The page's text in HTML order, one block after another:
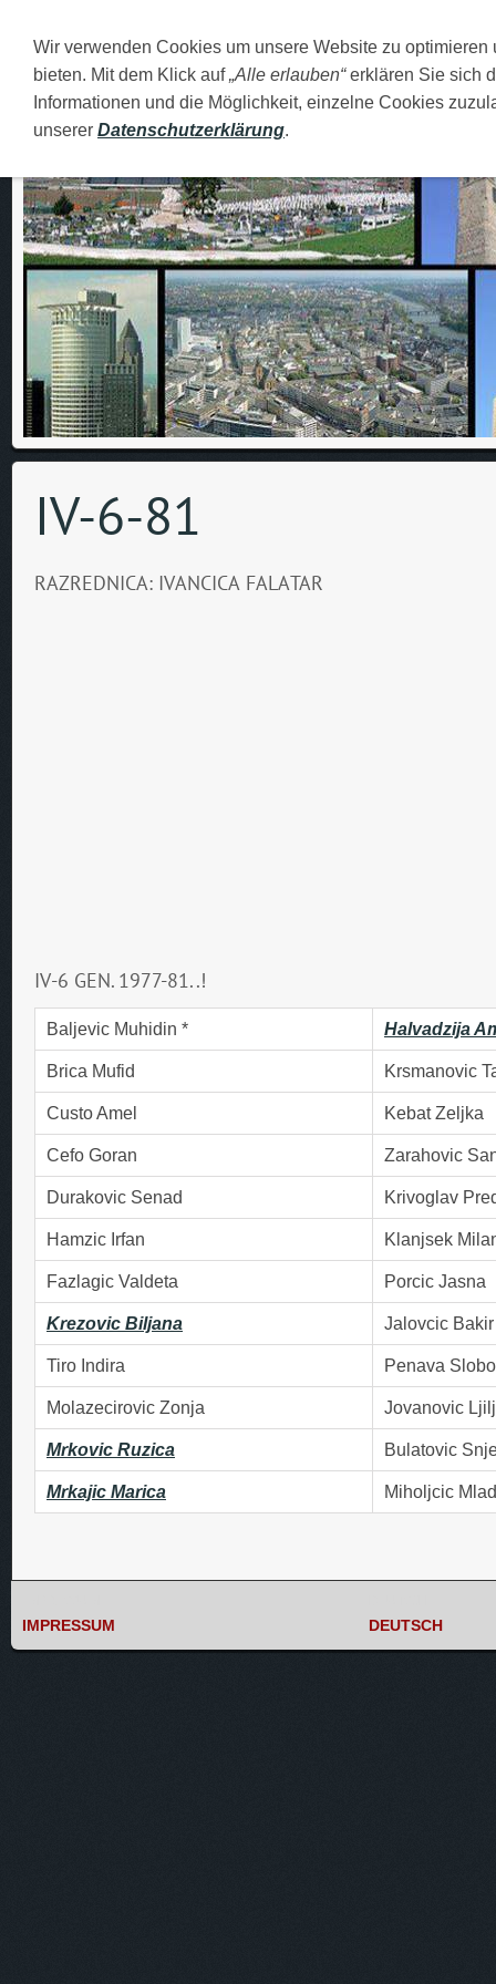
DEUTSCH O MENI FAMILIJA MOJI GRADOVI
IV-6-81
RAZREDNICA: IVANCICA FALATAR
IV-6 GEN. 1977-81..!
Baljevic Muhidin * Halvadzija
Brica Mufid Krsmanovic
Custo Amel Kebat Zeljka
Cefo Goran Zarahovic
Durakovic Senad Krivoglav
Hamzic Irfan Klanjsek
Fazlagic Valdeta Porcic Jasna
Krezovic Biljana Jalovcic Bakir
Tiro Indira Penava
Molazecirovic Zonja Jovanovic
Mrkovic Ruzica Bulatovic
Mrkajic Marica Miholjcic
IMPRESSUM DEUTSCH
Wir verwenden Cookies um unsere Website zu
bieten. Mit dem Klick auf„Alle erlauben“erklären Sie sich
Informationen und die Möglichkeit, einzelne Cookies
unserer Datenschutzerklärung.